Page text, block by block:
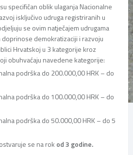
specifičan oblik ulaganja Nacionalne
isključivo udruga registriranih u
se ovim natječajem udrugama
demokratizaciji i razvoju
Hrvatskoj u 3 kategorije kroz
obuhvaćaju navedene kategorije:
podrška do 200.000,00 HRK – do
podrška do 100.000,00 HRK – do
podrška do 50.000,00 HRK – do 5
se na rok od 3 godine.